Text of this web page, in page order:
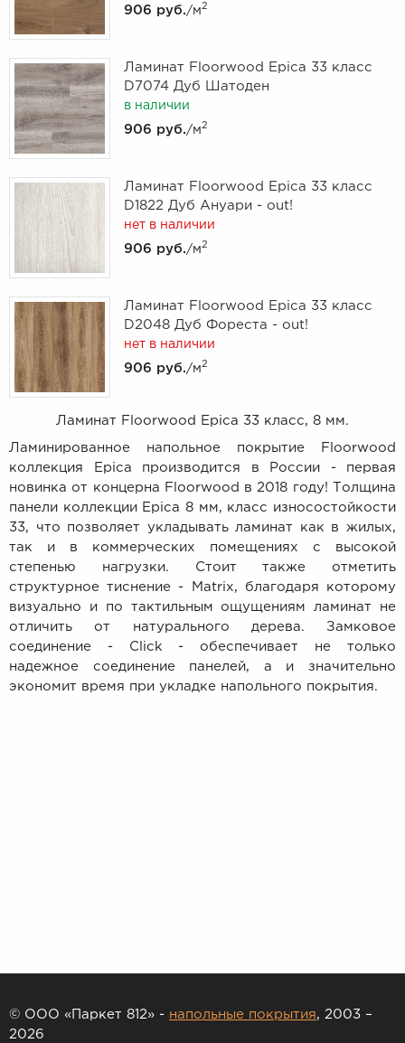
906 руб./м2
Ламинат Floorwood Epica 33 класс
D7074 Дуб Шатоден
в наличии
906 руб./м2
Ламинат Floorwood Epica 33 класс
D1822 Дуб Ануари - out!
нет в наличии
906 руб./м2
Ламинат Floorwood Epica 33 класс
D2048 Дуб Фореста - out!
нет в наличии
906 руб./м2
Ламинат Floorwood Epica 33 класс, 8 мм.
Ламинированное напольное покрытие
Floorwood
коллекция Epica производится в России - первая
новинка от концерна Floorwood в 2018 году! Толщина
панели коллекции Epica 8 мм, класс износостойкости
33, что позволяет укладывать ламинат как в жилых,
так и в коммерческих помещениях с высокой
степенью нагрузки. Стоит также отметить
структурное тиснение - Matrix, благодаря которому
визуально и по тактильным ощущениям ламинат не
отличить от натурального дерева. Замковое
соединение - Click - обеспечивает не только
надежное соединение панелей, а и значительно
экономит время при укладке напольного покрытия.
© ООО «Паркет 812» - напольные покрытия, 2003 –
2026